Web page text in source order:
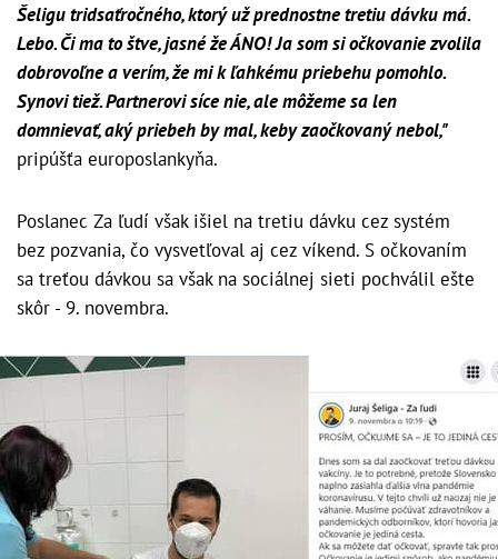
Šeligu tridsaťročného, ktorý už prednostne tretiu dávku má.
Lebo. Či ma to štve, jasné že ÁNO! Ja som si očkovanie zvolila
dobrovoľne a verím, že mi k ľahkému priebehu pomohlo.
Synovi tiež. Partnerovi síce nie, ale môžeme sa len
domnievať, aký priebeh by mal, keby zaočkovaný nebol,"
pripúšťa europoslankyňa.
Poslanec Za ľudí však išiel na tretiu dávku cez systém
bez pozvania, čo vysvetľoval aj cez víkend. S očkovaním
sa treťou dávkou sa však na sociálnej sieti pochválil ešte
skôr - 9. novembra.